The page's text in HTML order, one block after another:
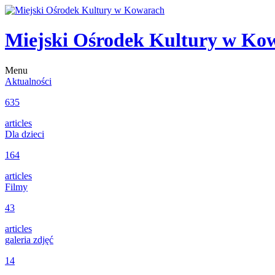
Miejski Ośrodek Kultury w
Menu
Aktualności
635
articles
Dla dzieci
164
articles
Filmy
43
articles
galeria zdjęć
14